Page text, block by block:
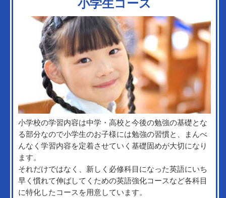
小学校の学習内容は中学・高校と今後の勉強の基礎とな
る部分なので小学生のお子様には勉強の習慣と、まんべ
んなく学習内容を定着させていく基礎固めが大切になり
ます。
それだけではなく、新しく必修科目になった英語にいち
早く慣れて伸ばしてくための英語強化コースなど各科目
に特化したコースを用意しています。